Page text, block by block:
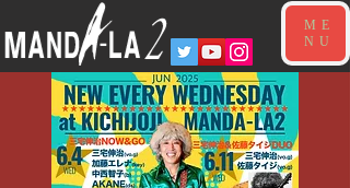
ME
NU